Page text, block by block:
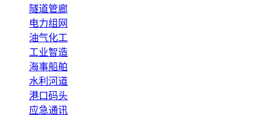
隧道管廊
电力组网
油气化工
工业智造
海事船舶
水利河道
港口码头
应急通讯